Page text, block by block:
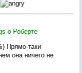
о Роберте
Прямо-таки
она ничего не